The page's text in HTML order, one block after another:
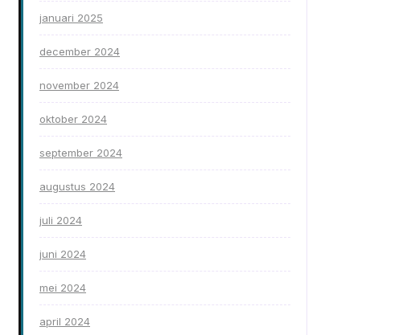
januari 2025
december 2024
november 2024
oktober 2024
september 2024
augustus 2024
juli 2024
juni 2024
mei 2024
april 2024